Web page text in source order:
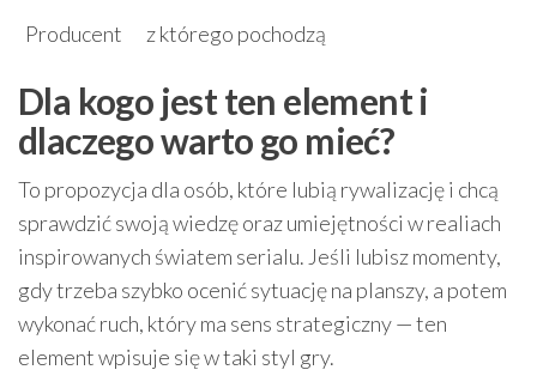
Producent
z którego pochodzą
Dla kogo jest ten element i
dlaczego warto go mieć?
To propozycja dla osób, które lubią rywalizację i chcą
sprawdzić swoją wiedzę oraz umiejętności w realiach
inspirowanych światem serialu. Jeśli lubisz momenty,
gdy trzeba szybko ocenić sytuację na planszy, a potem
wykonać ruch, który ma sens strategiczny — ten
element wpisuje się w taki styl gry.